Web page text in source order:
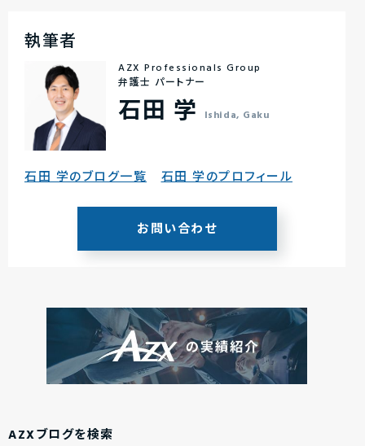
執筆者
AZX Professionals Group
弁護士 パートナー
石田 学 Ishida, Gaku
石田 学のブログ一覧 石田 学のプロフィール
お問い合わせ
AZXブログを検索